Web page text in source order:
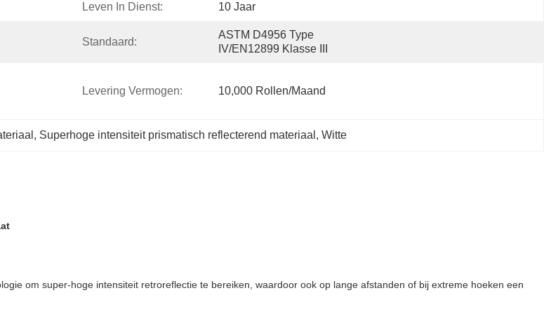
Leven In Dienst: 10 Jaar
Standaard:
ASTM D4956 Type
IV/EN12899 Klasse III
Levering Vermogen: 10,000 Rollen/maand
, Superhoge intensiteit prismatisch reflecterend materiaal , Witte
om super-hoge intensiteit retroreflectie te bereiken, waardoor ook op lange afstanden of bij extreme hoeken een